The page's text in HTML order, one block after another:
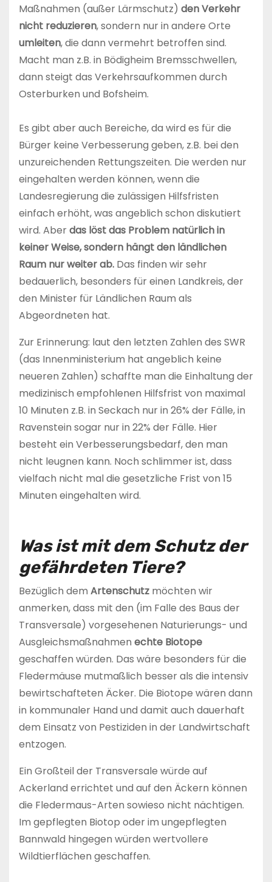
Maßnahmen (außer Lärmschutz) den Verkehr
nicht reduzieren, sondern nur in andere Orte
umleiten, die dann vermehrt betroffen sind.
Macht man z.B. in Bödigheim Bremsschwellen,
dann steigt das Verkehrsaufkommen durch
Osterburken und Bofsheim.
Es gibt aber auch Bereiche, da wird es für die
Bürger keine Verbesserung geben, z.B. bei den
unzureichenden Rettungszeiten. Die werden nur
eingehalten werden können, wenn die
Landesregierung die zulässigen Hilfsfristen
einfach erhöht, was angeblich schon diskutiert
wird. Aberdas löst das Problem natürlich in
keiner Weise, sondern hängt den ländlichen
Raum nur weiter ab. Das finden wir sehr
bedauerlich, besonders für einen Landkreis, der
den Minister für Ländlichen Raum als
Abgeordneten hat.
Zur Erinnerung: laut den letzten Zahlen des SWR
(das Innenministerium hat angeblich keine
neueren Zahlen) schaffte man die Einhaltung der
medizinisch empfohlenen Hilfsfrist von maximal
10 Minuten z.B. in Seckach nur in 26% der Fälle, in
Ravenstein sogar nur in 22% der Fälle. Hier
besteht ein Verbesserungsbedarf, den man
nicht leugnen kann. Noch schlimmer ist, dass
vielfach nicht mal die gesetzliche Frist von 15
Minuten eingehalten wird.
Was ist mit dem Schutz der
gefährdeten Tiere?
Bezüglich dem Artenschutz möchten wir
anmerken, dass mit den (im Falle des Baus der
Transversale) vorgesehenen Naturierungs- und
Ausgleichsmaßnahmen echte Biotope
geschaffen würden. Das wäre besonders für die
Fledermäuse mutmaßlich besser als die intensiv
bewirtschafteten Äcker. Die Biotope wären dann
in kommunaler Hand und damit auch dauerhaft
dem Einsatz von Pestiziden in der Landwirtschaft
entzogen.
Ein Großteil der Transversale würde auf
Ackerland errichtet und auf den Äckern können
die Fledermaus-Arten sowieso nicht nächtigen.
Im gepflegten Biotop oder im ungepflegten
Bannwald hingegen würden wertvollere
Wildtierflächen geschaffen.